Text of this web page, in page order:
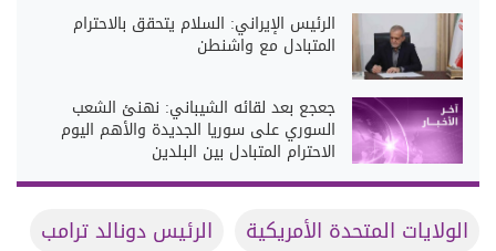
الرئيس الإيراني: السلام يتحقق بالاحترام
المتبادل مع واشنطن
جعجع بعد لقائه الشيباني: نهنئ الشعب
السوري على سوريا الجديدة والأهم اليوم
الاحترام المتبادل بين البلدين
الولايات المتحدة الأمريكية
الرئيس دونالد ترامب